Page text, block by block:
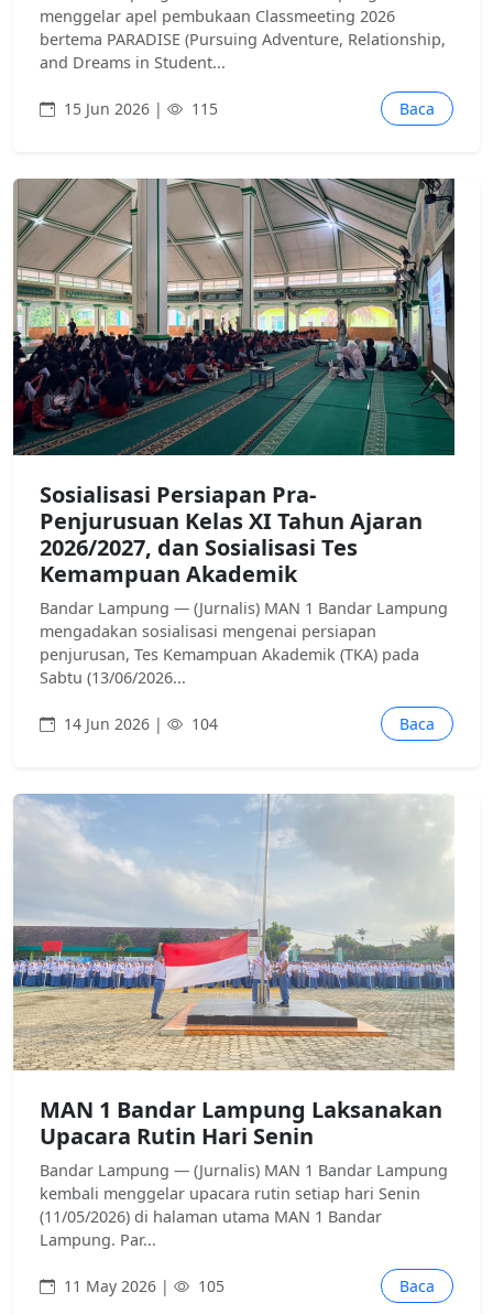
menggelar apel pembukaan Classmeeting 2026
bertema PARADISE (Pursuing Adventure, Relationship,
and Dreams in Student...
15 Jun 2026 | 115 Baca
Sosialisasi Persiapan Pra-
Penjurusuan Kelas XI Tahun Ajaran
2026/2027, dan Sosialisasi Tes
Kemampuan Akademik
Bandar Lampung — (Jurnalis) MAN 1 Bandar Lampung
mengadakan sosialisasi mengenai persiapan
penjurusan, Tes Kemampuan Akademik (TKA) pada
Sabtu (13/06/2026...
14 Jun 2026 | 104 Baca
MAN 1 Bandar Lampung Laksanakan
Upacara Rutin Hari Senin
Bandar Lampung — (Jurnalis) MAN 1 Bandar Lampung
kembali menggelar upacara rutin setiap hari Senin
(11/05/2026) di halaman utama MAN 1 Bandar
Lampung. Par...
11 May 2026 | 105 Baca